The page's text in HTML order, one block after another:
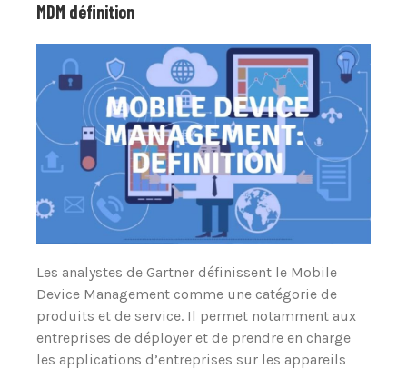
MDM définition
Les analystes de Gartner définissent le Mobile
Device Management comme une catégorie de
produits et de service. Il permet notamment aux
entreprises de déployer et de prendre en charge
les applications d’entreprises sur les appareils